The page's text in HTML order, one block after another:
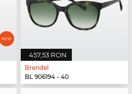
457,53 RON
Brendel
BL 906194 - 40